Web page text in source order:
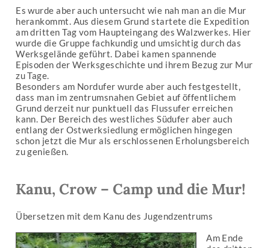
Es wurde aber auch untersucht wie nah man an die Mur
herankommt. Aus diesem Grund startete die Expedition
am dritten Tag vom Haupteingang des Walzwerkes. Hier
wurde die Gruppe fachkundig und umsichtig durch das
Werksgelände geführt. Dabei kamen spannende
Episoden der Werksgeschichte und ihrem Bezug zur Mur
zu Tage.
Besonders am Nordufer wurde aber auch festgestellt,
dass man im zentrumsnahen Gebiet auf öffentlichem
Grund derzeit nur punktuell das Flussufer erreichen
kann. Der Bereich des westliches Südufer aber auch
entlang der Ostwerksiedlung ermöglichen hingegen
schon jetzt die Mur als erschlossenen Erholungsbereich
zu genießen.
Kanu, Crow – Camp und die Mur!
Übersetzen mit dem Kanu des Jugendzentrums
Am Ende